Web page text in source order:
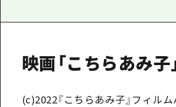
映画「こちらあみ子
(c)2022『こちらあみ子』フィル